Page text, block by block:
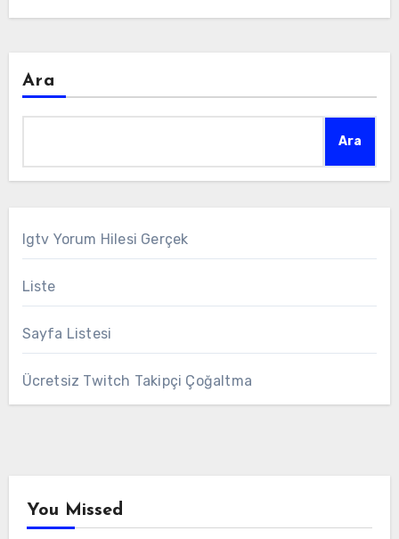
Ara
Ara
Igtv Yorum Hilesi Gerçek
Liste
Sayfa Listesi
Ücretsiz Twitch Takipçi Çoğaltma
You Missed